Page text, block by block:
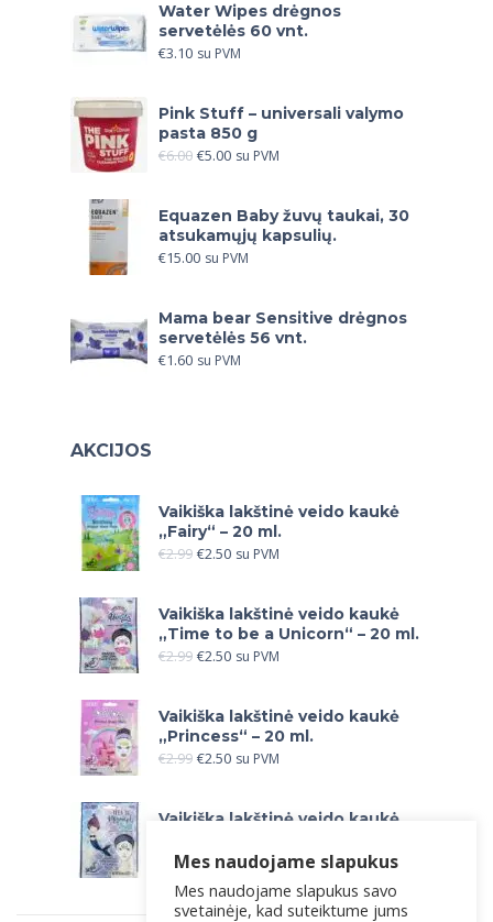
Water Wipes drėgnos
servetėlės 60 vnt.
€3.10 su PVM
Pink Stuff – universali valymo
pasta 850 g
€6.00 €5.00 su PVM
Equazen Baby žuvų taukai, 30
atsukamųjų kapsulių.
€15.00 su PVM
Mama bear Sensitive drėgnos
servetėlės 56 vnt.
€1.60 su PVM
AKCIJOS
Vaikiška lakštinė veido kaukė
„Fairy“ – 20 ml.
€2.99 €2.50 su PVM
Vaikiška lakštinė veido kaukė
„Time to be a Unicorn“ – 20 ml.
€2.99 €2.50 su PVM
Vaikiška lakštinė veido kaukė
„Princess“ – 20 ml.
€2.99 €2.50 su PVM
Vaikiška lakštinė veido kaukė
2.99 €2.50 su PVM
Mes naudojame slapukus
Mes naudojame slapukus savo
svetainėje, kad suteiktume jums